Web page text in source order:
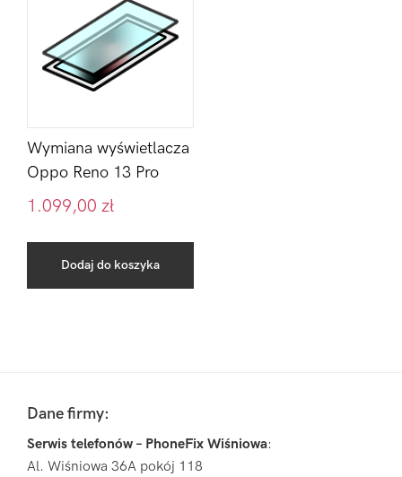
Wymiana wyświetlacza
Oppo Reno 13 Pro
1.099,00 zł
Dodaj do koszyka
Sidebar
FooterDane firmy:
Serwis telefonów – PhoneFix Wiśniowa:
Al. Wiśniowa 36A pokój 118